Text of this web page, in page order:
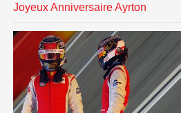
Joyeux Anniversaire Ayrton